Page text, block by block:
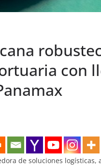
con
de soluciones